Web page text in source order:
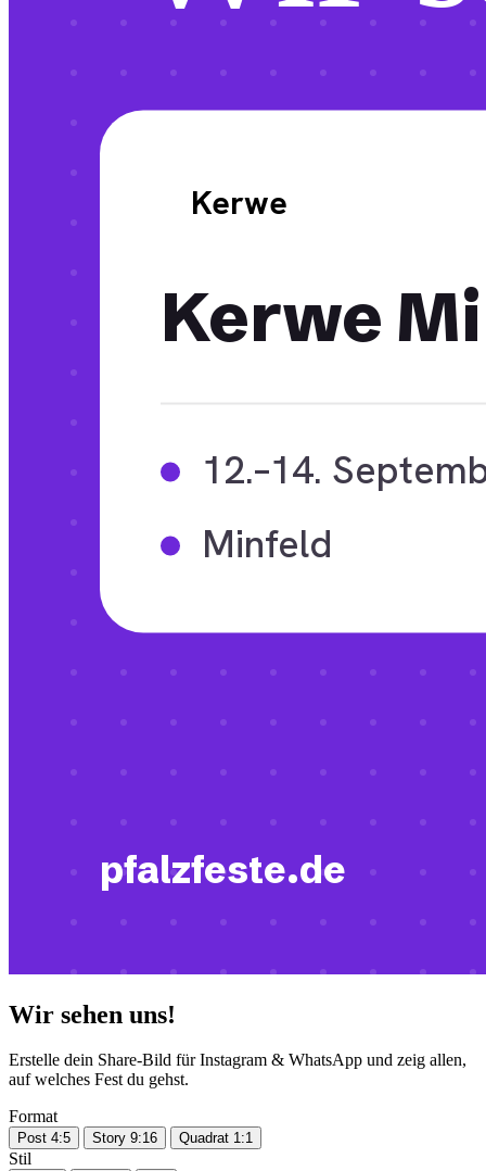
Wir sehen uns!
Erstelle dein Share-Bild für Instagram & WhatsApp und zeig allen,
auf welches Fest du gehst.
Format
Post 4:5 Story 9:16 Quadrat 1:1
Stil